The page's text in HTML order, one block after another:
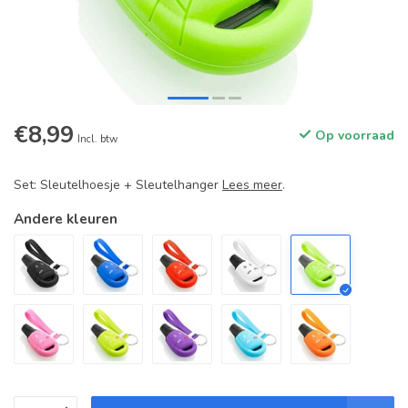
€8,99 Incl. btw Op voorraad
Set: Sleutelhoesje + Sleutelhanger Lees meer.
Andere kleuren